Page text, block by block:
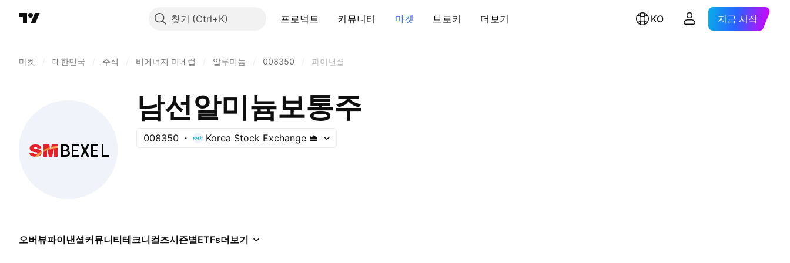
찾기 프로덕트 커뮤니티 마켓 브로커 더보기 KO 지금 시작
마켓 대한민국 주식 비에너지 미네럴 알루미늄 008350 파이낸셜
남선알미늄보통주
008350 Korea Stock Exchange
오버뷰파이낸셜커뮤니티테크니컬즈시즌별ETFs더보기